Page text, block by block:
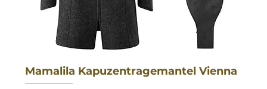
Mamalila Kapuzentragemantel Vienna